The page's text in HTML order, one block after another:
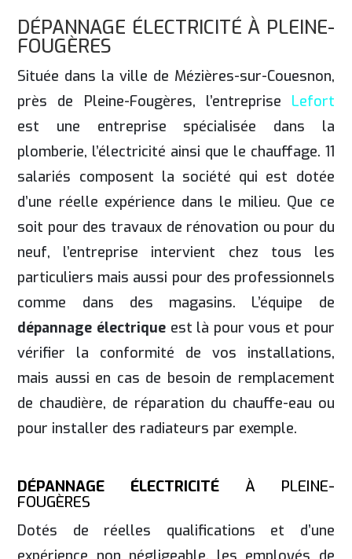
DÉPANNAGE ÉLECTRICITÉ À PLEINE-
FOUGÈRES
Située dans la ville de Mézières-sur-Couesnon,
près de Pleine-Fougères, l’entreprise Lefort
est une entreprise spécialisée dans la
plomberie, l’électricité ainsi que le chauffage. 11
salariés composent la société qui est dotée
d’une réelle expérience dans le milieu. Que ce
soit pour des travaux de rénovation ou pour du
neuf, l’entreprise intervient chez tous les
particuliers mais aussi pour des professionnels
comme dans des magasins. L’équipe de
dépannage électrique est là pour vous et pour
vérifier la conformité de vos installations,
mais aussi en cas de besoin de remplacement
de chaudière, de réparation du chauffe-eau ou
pour installer des radiateurs par exemple.
DÉPANNAGE ÉLECTRICITÉ À PLEINE-
FOUGÈRES
Dotés de réelles qualifications et d’une